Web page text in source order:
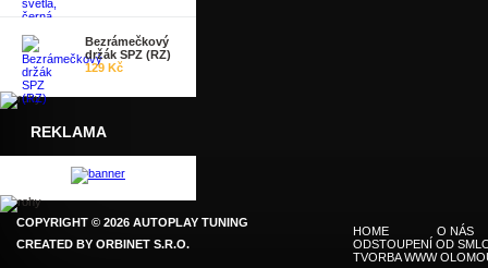
Bezrámečkový
držák SPZ (RZ)
129 Kč
REKLAMA
COPYRIGHT © 2026 AUTOPLAY TUNING
CREATED BY ORBINET S.R.O.
HOME
O NÁS
ODSTOUPENÍ OD
TVORBA WWW